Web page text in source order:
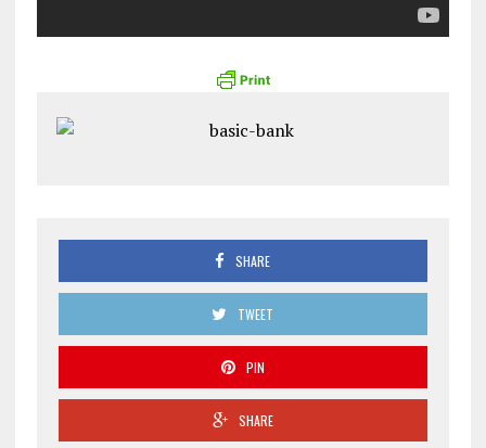
SHARE
TWEET
PIN
SHARE